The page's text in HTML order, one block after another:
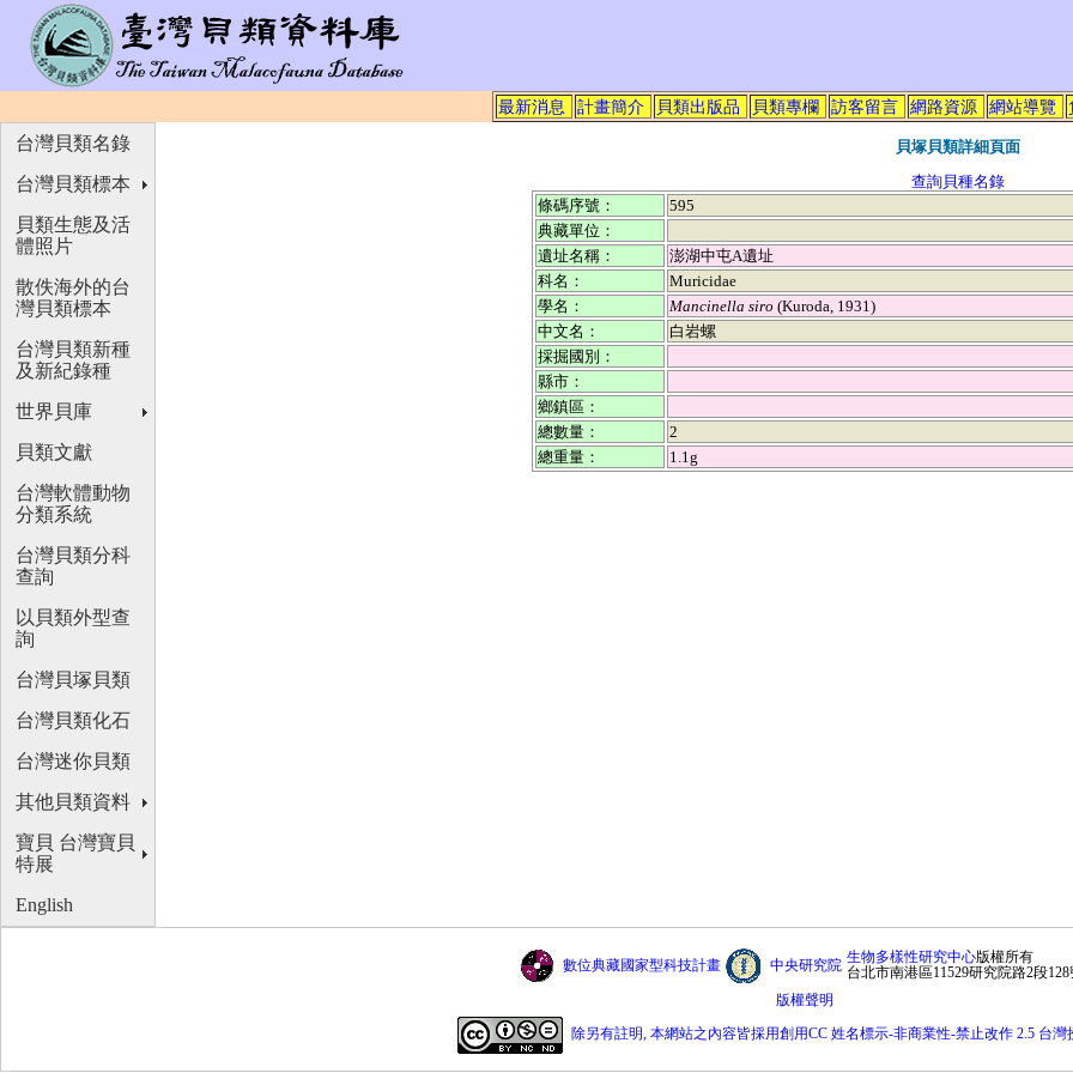
最新消息 計畫簡介 貝類出版品 貝類專欄 訪客留言 網路資源 網站導覽
貝塚貝類詳細頁面
查詢貝種名錄
條碼序號：
595
典藏單位：
遺址名稱：
澎湖中屯A遺址
科名：
Muricidae
學名：
Mancinella siro (Kuroda, 1931)
中文名：
白岩螺
採掘國別：
縣市：
鄉鎮區：
總數量：
2
總重量：
1.1g
台灣貝類名錄
台灣貝類標本
貝類生態及活
體照片
散佚海外的台
灣貝類標本
台灣貝類新種
及新紀錄種
世界貝庫
貝類文獻
台灣軟體動物
分類系統
台灣貝類分科
查詢
以貝類外型查
詢
台灣貝塚貝類
台灣貝類化石
台灣迷你貝類
其他貝類資料
寶貝 台灣寶貝
特展
English
數位典藏國家型科技計畫 中央研究院 生物多樣性研究中心版權所有
台北市南港區11529研究院路2段128
版權聲明
除另有註明, 本網站之內容皆採用創用CC 姓名標示-非商業性-禁止改作 2.5 台灣